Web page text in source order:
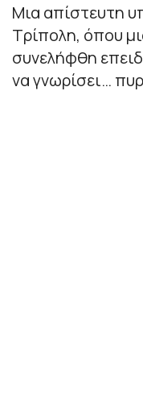
Μια απίστευτη
Τρίπολη, όπου
συνελήφθη
να γνωρίσει…